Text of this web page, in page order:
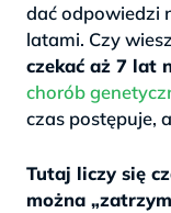
dać odpowiedzi
latami. Czy
czekać aż 7 lat
chorób
czas postępuje,
Tutaj liczy się
można